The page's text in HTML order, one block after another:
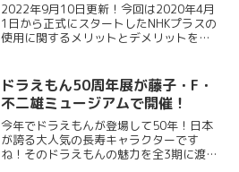
2022年9月10日更新！今回は2020年4月
1日から正式にスタートしたNHKプラスの
使用に関するメリットとデメリットを紹
つでもどこでも好きな時に見ることがで
き...
ドラえもん50周年展が藤子・F・
不二雄ミュージアムで開催！
今年でドラえもんが登場して50年！日本
が誇る大人気の長寿キャラクターです
ね！そのドラえもんの魅力を全3期に渡っ